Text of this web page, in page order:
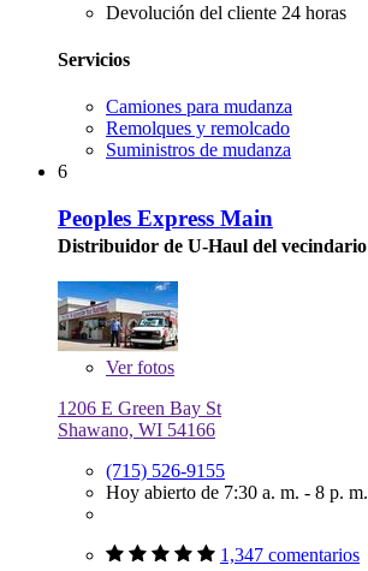
Devolución del cliente 24 horas
Servicios
Camiones para mudanza
Remolques y remolcado
Suministros de mudanza
6
Peoples Express Main
Distribuidor de U-Haul del vecindario
Verfotos
1206 E Green Bay St
Shawano, WI 54166
(715) 526-9155
Hoy abierto de 7:30 a. m. - 8 p. m.
1,347 comentarios